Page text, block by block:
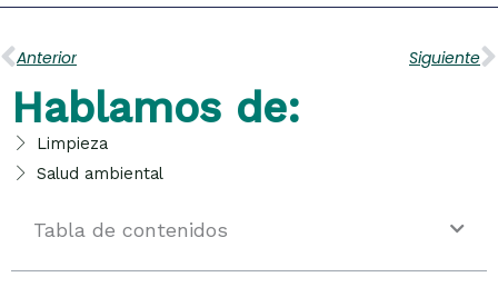
Ant
Anterior Siguiente
Hablamos de:
Limpieza
Salud ambiental
Tabla de contenidos